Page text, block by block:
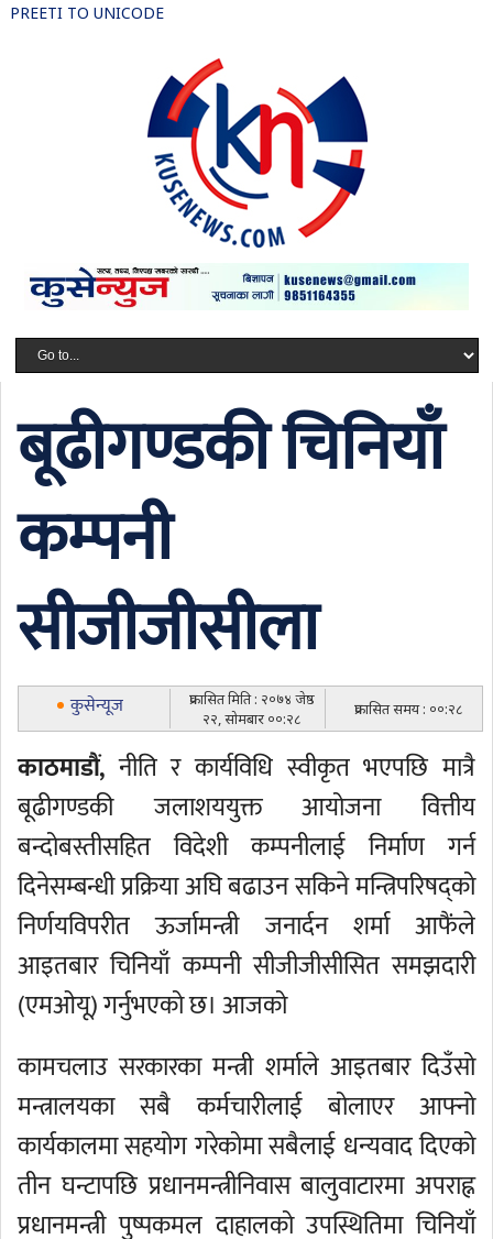
PREETI TO UNICODE
बूढीगण्डकी चिनियाँ
कम्पनी
सीजीजीसीला
कुसेन्यूज
प्रकासित मिति : २०७४ जेष्ठ
२२, सोमबार ००:२८
प्रकासित समय : ००:२८
काठमाडौं, नीति र कार्यविधि स्वीकृत भएपछि मात्रै
बूढीगण्डकी जलाशययुक्त आयोजना वित्तीय
बन्दोबस्तीसहित विदेशी कम्पनीलाई निर्माण गर्न
दिनेसम्बन्धी प्रक्रिया अघि बढाउन सकिने मन्त्रिपरिषद्को
निर्णयविपरीत ऊर्जामन्त्री जनार्दन शर्मा आफैंले
आइतबार चिनियाँ कम्पनी सीजीजीसीसित समझदारी
(एमओयू) गर्नुभएको छ। आजको
कामचलाउ सरकारका मन्त्री शर्माले आइतबार दिउँसो
मन्त्रालयका सबै कर्मचारीलाई बोलाएर आफ्नो
कार्यकालमा सहयोग गरेकोमा सबैलाई धन्यवाद दिएको
तीन घन्टापछि प्रधानमन्त्रीनिवास बालुवाटारमा अपराह्न
प्रधानमन्त्री पुष्पकमल दाहालको उपस्थितिमा चिनियाँ